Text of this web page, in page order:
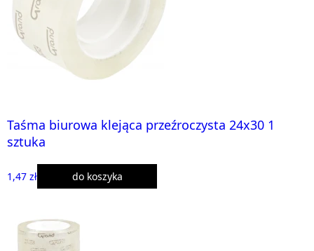
Taśma biurowa klejąca przeźroczysta 24x30 1
sztuka
1,47 zł do koszyka